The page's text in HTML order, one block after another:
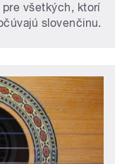
všetkých, ktorí
slovenčinu.